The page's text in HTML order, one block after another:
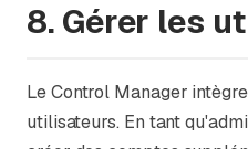
8. Gérer les
Le Control Manager
utilisateurs. En tant